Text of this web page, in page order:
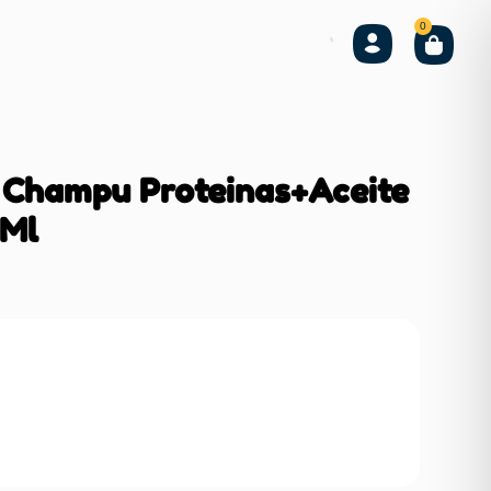
0
Proteinas+Aceite